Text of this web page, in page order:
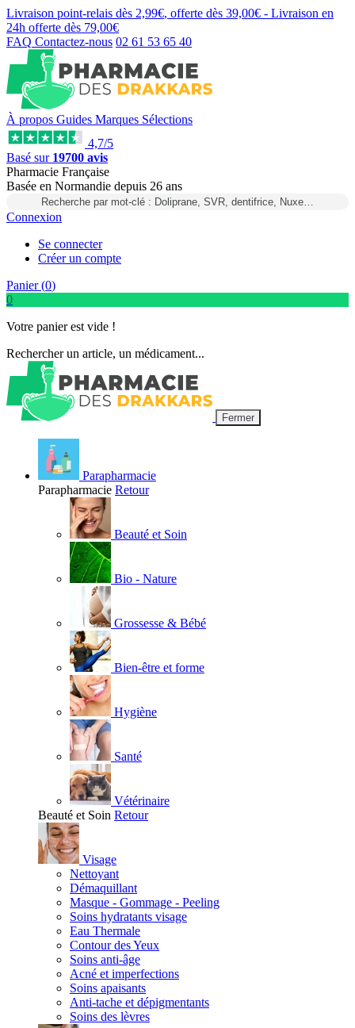
Livraison point-relais dès 2,99€, offerte dès 39,00€ - Livraison en
24h offerte dès 79,00€
FAQ Contactez-nous 02 61 53 65 40
À propos Guides Marques Sélections
4,7/5
Basé sur 19700 avis
Pharmacie Française
Basée en Normandie depuis 26 ans
Recherche par mot-clé : Doliprane, SVR, dentifrice, Nuxe…
Connexion
Se connecter
Créer un compte
Panier (0)
0
Votre panier est vide !
Rechercher un article, un médicament...
Fermer
Parapharmacie
Parapharmacie Retour
Beauté et Soin
Bio - Nature
Grossesse & Bébé
Bien-être et forme
Hygiène
Santé
Vétérinaire
Beauté et Soin Retour
Visage
Nettoyant
Démaquillant
Masque - Gommage - Peeling
Soins hydratants visage
Eau Thermale
Contour des Yeux
Soins anti-âge
Acné et imperfections
Soins apaisants
Anti-tache et dépigmentants
Soins des lèvres